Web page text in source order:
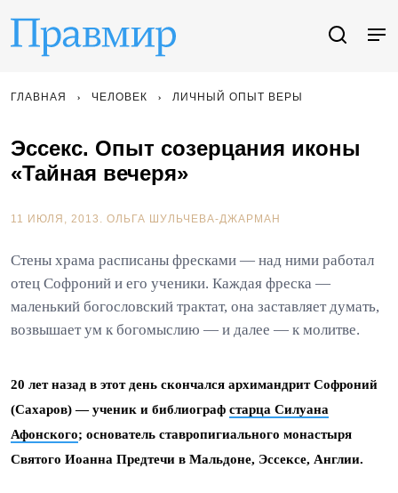
ГЛАВНАЯ ЧЕЛОВЕК ЛИЧНЫЙ ОПЫТ ВЕРЫ
Эссекс. Опыт созерцания иконы
«Тайная вечеря»
11 ИЮЛЯ, 2013. ОЛЬГА ШУЛЬЧЕВА-ДЖАРМАН
Стены храма расписаны фресками — над ними работал
отец Софроний и его ученики. Каждая фреска —
маленький богословский трактат, она заставляет думать,
возвышает ум к богомыслию — и далее — к молитве.
20 лет назад в этот день скончался архимандрит Софроний
(Сахаров) — ученик и библиограф старца Силуана
Афонского; основатель ставропигиального монастыря
Святого Иоанна Предтечи в Мальдоне, Эссексе, Англии.